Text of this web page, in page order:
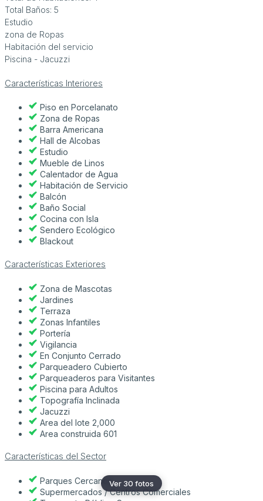
Ver 30 fotos
Total Baños: 5
Estudio
zona de Ropas
Habitación del servicio
Piscina - Jacuzzi
Características Interiores
Piso en Porcelanato
Zona de Ropas
Barra Americana
Hall de Alcobas
Estudio
Mueble de Linos
Calentador de Agua
Habitación de Servicio
Balcón
Baño Social
Cocina con Isla
Sendero Ecológico
Blackout
Características Exteriores
Zona de Mascotas
Jardines
Terraza
Zonas Infantiles
Portería
Vigilancia
En Conjunto Cerrado
Parqueadero Cubierto
Parqueaderos para Visitantes
Piscina para Adultos
Topografía Inclinada
Jacuzzi
Area del lote 2,000
Area construida 601
Características del Sector
Parques Cercanos
Supermercados / Centros Comerciales